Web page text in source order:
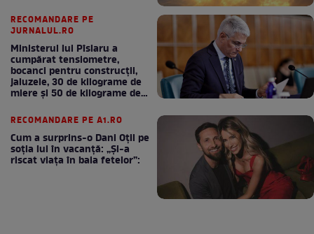
RECOMANDARE PE
JURNALUL.RO
Ministerul lui Pîslaru a
cumpărat tensiometre,
bocanci pentru construcții,
jaluzele, 30 de kilograme de
miere și 50 de kilograme de
RECOMANDARE PE A1.RO
Cum a surprins-o Dani Oțil pe
soția lui în vacanță: „Și-a
riscat viața în baia fetelor”: